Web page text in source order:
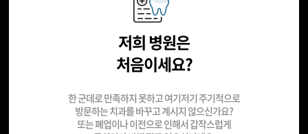
저희 병원은
처음이세요?
한 군데로 만족하지 못하고 여기저기 주기적으로
방문하는 치과를 바꾸고 계시지 않으신가요?
또는 폐업이나 이전으로 인해서 갑작스럽게